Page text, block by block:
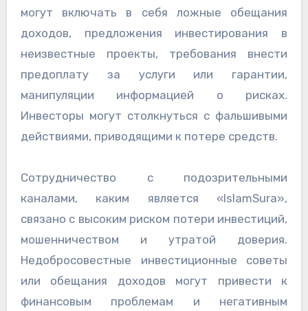
могут включать в себя ложные обещания
доходов, предложения инвестирования в
неизвестные проекты, требования внести
предоплату за услуги или гарантии,
манипуляции информацией о рисках.
Инвесторы могут столкнуться с фальшивыми
действиями, приводящими к потере средств.
Сотрудничество с подозрительными
каналами, каким является «IslamSura»,
связано с высоким риском потери инвестиций,
мошенничеством и утратой доверия.
Недобросовестные инвестиционные советы
или обещания доходов могут привести к
финансовым проблемам и негативным